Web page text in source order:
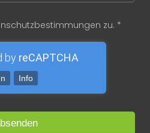
zu. *
by reCAPTCHA
Info